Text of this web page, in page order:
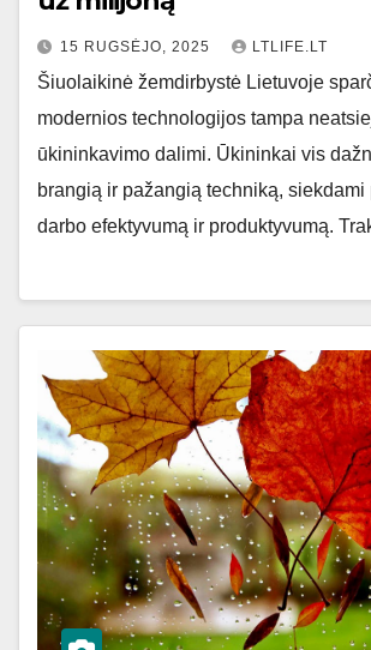
15 RUGSĖJO, 2025 LTLIFE.LT
Šiuolaikinė žemdirbystė Lietuvoje
modernios technologijos tampa
ūkininkavimo dalimi. Ūkininkai vis
brangią ir pažangią techniką,
darbo efektyvumą ir produktyvumą.